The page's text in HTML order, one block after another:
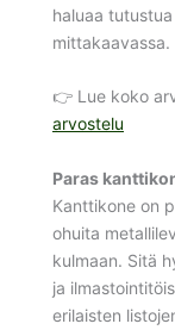
haluaa
mittakaavassa.
👉 Lue koko
arvostelu
Paras
Kanttikone on
ohuita
kulmaan. Sitä
ja
erilaisten